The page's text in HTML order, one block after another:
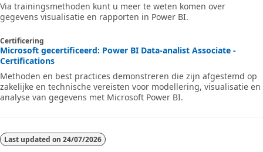
Via trainingsmethoden kunt u meer te weten komen over
gegevens visualisatie en rapporten in Power BI.
Certificering
Microsoft gecertificeerd: Power BI Data-analist Associate -
Certifications
Methoden en best practices demonstreren die zijn afgestemd op
zakelijke en technische vereisten voor modellering, visualisatie en
analyse van gegevens met Microsoft Power BI.
Last updated on 24/07/2026